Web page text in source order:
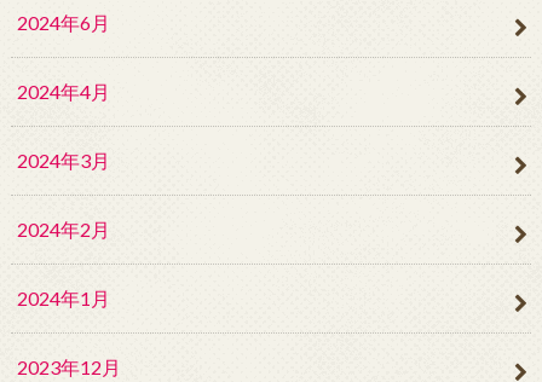
2024年6月
2024年4月
2024年3月
2024年2月
2024年1月
2023年12月